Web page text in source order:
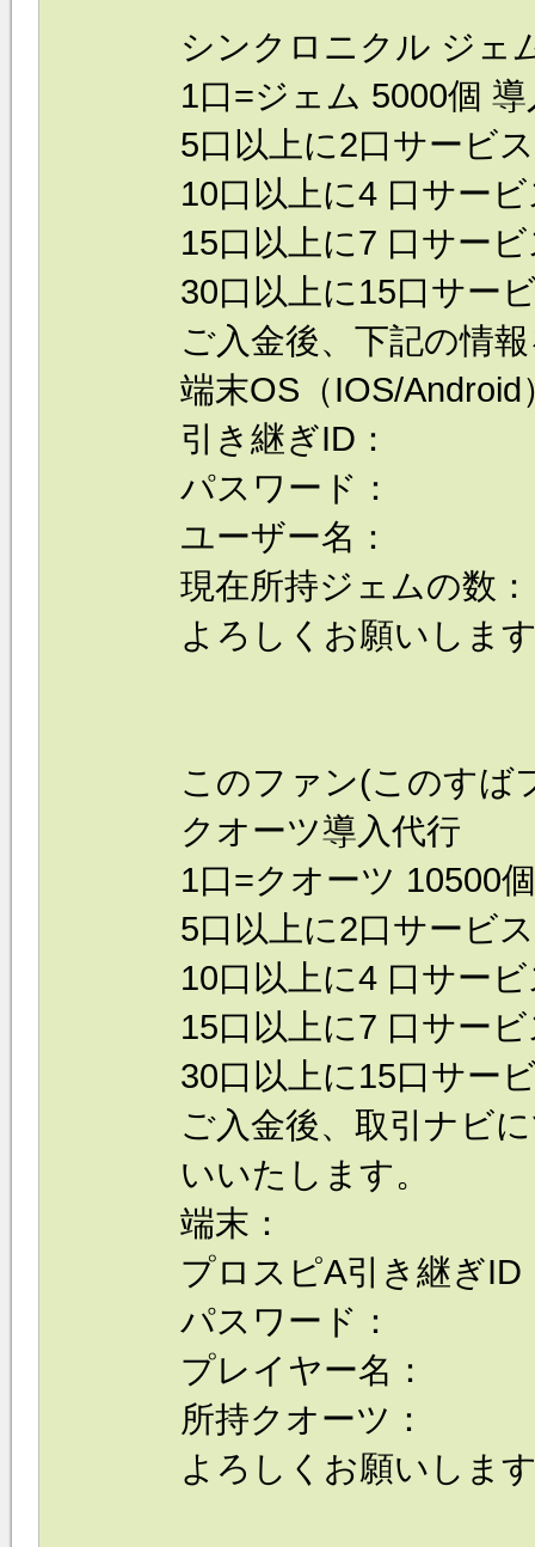
シンクロニクル ジェ
1口=ジェム 5000個
5口以上に2口サー
10口以上に4 口サー
15口以上に7 口サー
30口以上に15口サー
ご入金後、下記の情
端末OS（IOS/Android
引き継ぎID：
パスワード：
ユーザー名：
現在所持ジェムの数：
よろしくお願いしま
このファン(このすば
クオーツ導入代行
1口=クオーツ 10500
5口以上に2口サー
10口以上に4 口サー
15口以上に7 口サー
30口以上に15口サー
ご入金後、取引ナビ
いいたします。
端末：
プロスピA引き継ぎID
パスワード：
プレイヤー名：
所持クオーツ：
よろしくお願いしま